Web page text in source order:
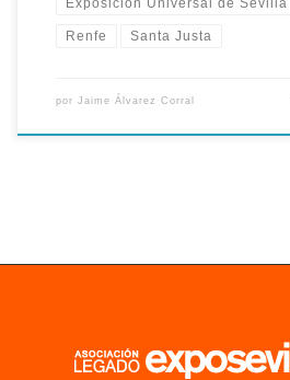
Exposición Universal de Sevilla
Renfe Santa Justa
por Jaime Álvarez Corral